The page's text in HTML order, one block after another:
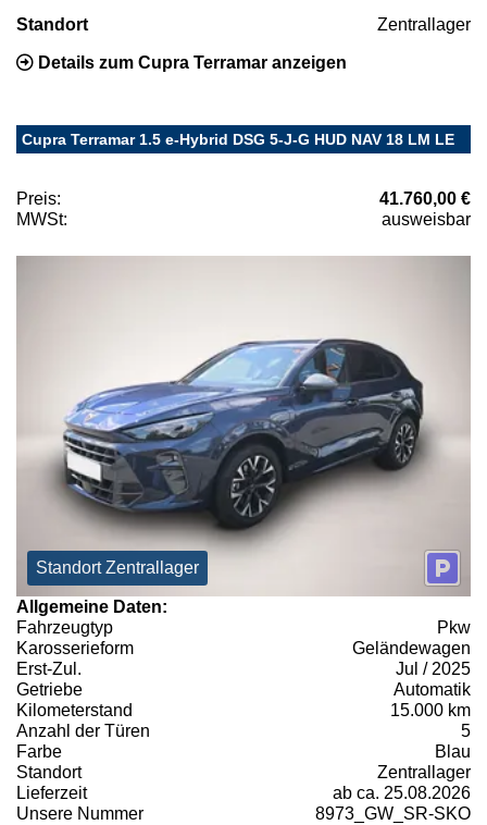
Standort Zentrallager
Details zum Cupra Terramar anzeigen
Cupra Terramar 1.5 e-Hybrid DSG 5-J-G HUD NAV 18 LM LE
Preis:
41.760,00 €
MWSt:
ausweisbar
Standort Zentrallager
Allgemeine Daten:
Fahrzeugtyp
Pkw
Karosserieform
Geländewagen
Erst-Zul.
Jul / 2025
Getriebe
Automatik
Kilometerstand
15.000 km
Anzahl der Türen
5
Farbe
Blau
Standort
Zentrallager
Lieferzeit
ab ca. 25.08.2026
Unsere Nummer
8973_GW_SR-SKO